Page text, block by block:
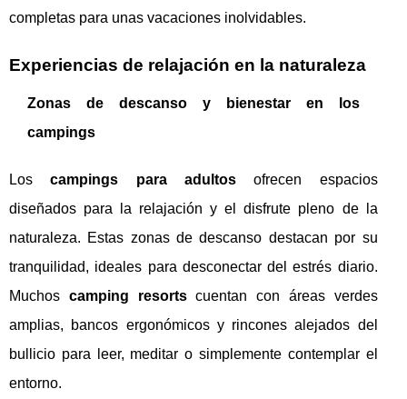
completas para unas vacaciones inolvidables.
Experiencias de relajación en la naturaleza
Zonas de descanso y bienestar en los
campings
Loscampings para adultosofrecen espacios
diseñados para la relajación y el disfrute pleno de la
naturaleza. Estas zonas de descanso destacan por su
tranquilidad, ideales para desconectar del estrés diario.
Muchos camping resortscuentan con áreas verdes
amplias, bancos ergonómicos y rincones alejados del
bullicio para leer, meditar o simplemente contemplar el
entorno.